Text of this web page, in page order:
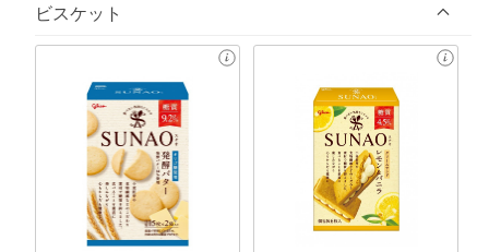
ビスケット